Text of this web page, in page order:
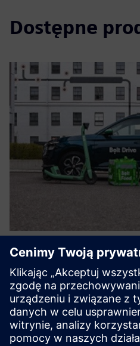
Dostępne
Ride-hailing,
scooters
Enabling greener mobility has
enables strategic partners
urban mobility inventory from
mobility through a selection